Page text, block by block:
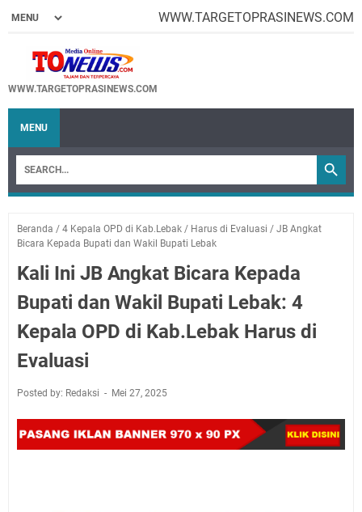
WWW.TARGETOPRASINEWS.COM
WWW.TARGETOPRASINEWS.COM
MENU
Beranda / 4 Kepala OPD di Kab.Lebak / Harus di Evaluasi / JB Angkat
Bicara Kepada Bupati dan Wakil Bupati Lebak
Kali Ini JB Angkat Bicara Kepada
Bupati dan Wakil Bupati Lebak: 4
Kepala OPD di Kab.Lebak Harus di
Evaluasi
Posted by: Redaksi Mei 27, 2025